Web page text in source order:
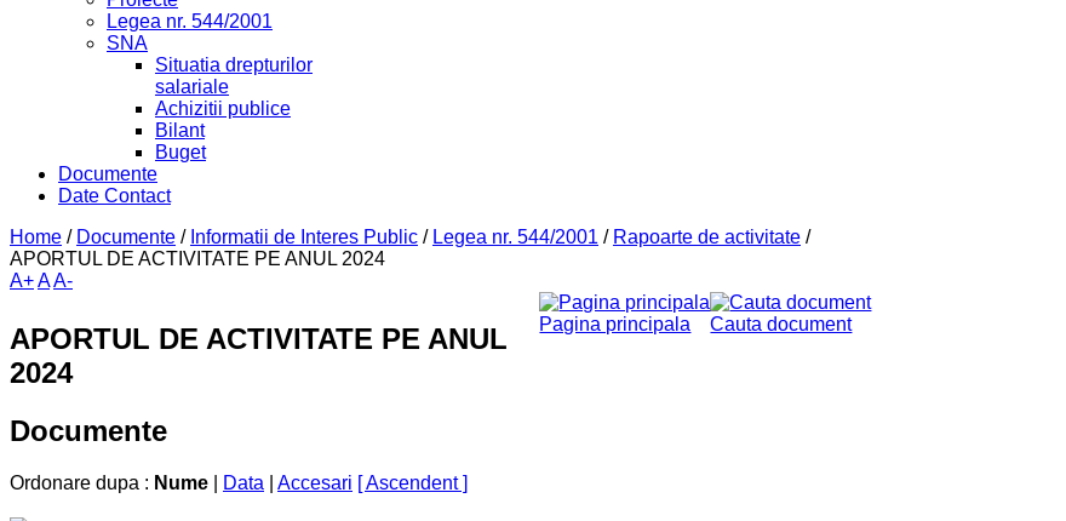
Legea nr. 544/2001
SNA
Situatia drepturilor
salariale
Achizitii publice
Bilant
Buget
Documente
Date Contact
Home / Documente / Informatii de Interes Public / Legea nr. 544/2001 / Rapoarte de activitate /
APORTUL DE ACTIVITATE PE ANUL 2024
A+AA-
Cauta document
Pagina principala
APORTUL DE ACTIVITATE PE ANUL
2024
Documente
Ordonare dupa : Nume Data Accesari [ Ascendent ]